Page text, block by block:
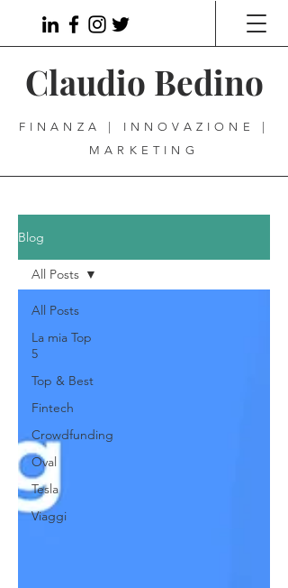
Claudio Bedino
FINANZA | INNOVAZIONE |
MARKETING
Blog
All Posts
La mia Top
5
Top & Best
Fintech
Crowdfunding
Oval
Tesla
Viaggi
All Posts